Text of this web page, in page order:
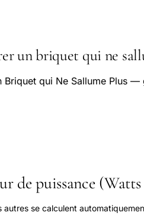
un briquet qui ne
Briquet qui Ne Sallume Plus
de puissance
autres se calculent